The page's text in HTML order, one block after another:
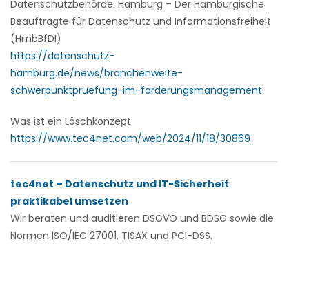
Datenschutzbehörde: Hamburg – Der Hamburgische
Beauftragte für Datenschutz und Informationsfreiheit
(HmbBfDI)
https://datenschutz-
hamburg.de/news/branchenweite-
schwerpunktpruefung-im-forderungsmanagement
Was ist ein Löschkonzept
https://www.tec4net.com/web/2024/11/18/30869
tec4net – Datenschutz und IT-Sicherheit
praktikabel umsetzen
Wir beraten und auditieren DSGVO und BDSG sowie die
Normen ISO/IEC 27001, TISAX und PCI-DSS.